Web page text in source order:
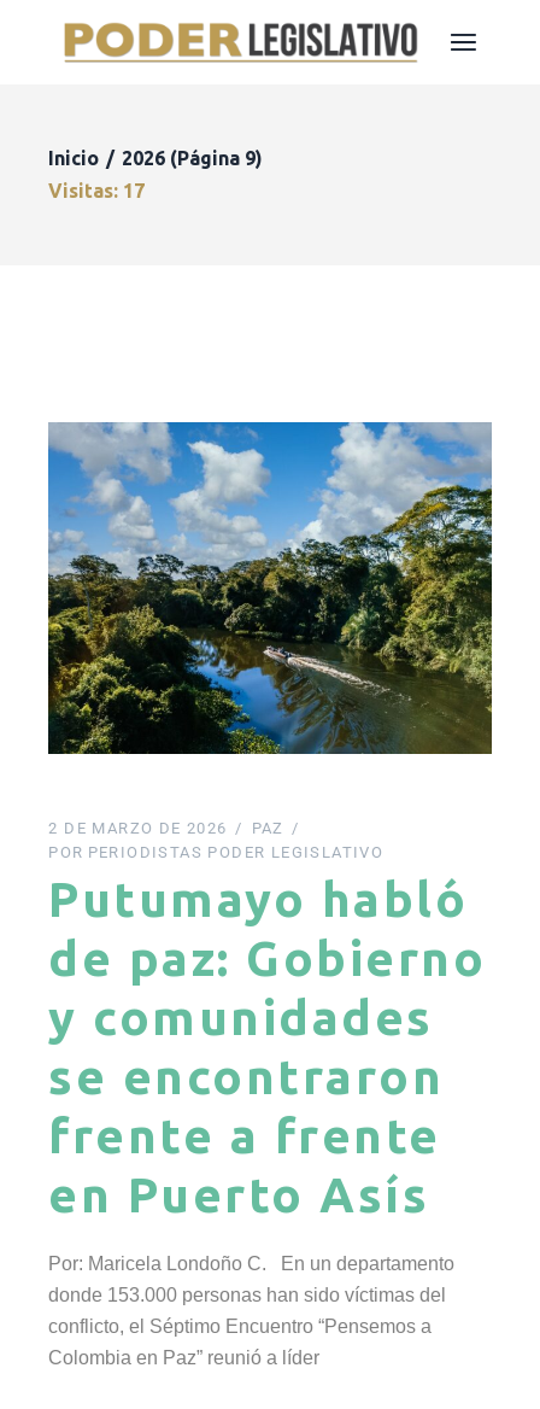
Inicio 2026 (Página 9)
Visitas: 17
2 DE MARZO DE 2026
PAZ
POR PERIODISTAS PODER LEGISLATIVO
Putumayo habló
de paz: Gobierno
y comunidades
se encontraron
frente a frente
en Puerto Asís
Por: Maricela Londoño C. En un departamento
donde 153.000 personas han sido víctimas del
conflicto, el Séptimo Encuentro “Pensemos a
Colombia en Paz” reunió a líder